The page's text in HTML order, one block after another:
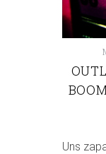
Uns